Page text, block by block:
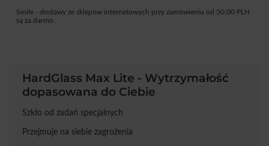
Smile - dostawy ze sklepów internetowych przy zamówieniu od 50,00 PLN
są za darmo.
HardGlass Max Lite - Wytrzymałość
dopasowana do Ciebie
Szkło od zadań specjalnych
Przejmuje na siebie zagrożenia